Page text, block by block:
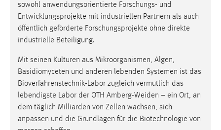
sowohl anwendungsorientierte Forschungs- und
Entwicklungsprojekte mit industriellen Partnern als auch
öffentlich geförderte Forschungsprojekte ohne direkte
industrielle Beteiligung.
Mit seinen Kulturen aus Mikroorganismen, Algen,
Basidiomyceten und anderen lebenden Systemen ist das
Bioverfahrenstechnik-Labor zugleich vermutlich das
lebendigste Labor der OTH Amberg-Weiden – ein Ort, an
dem täglich Milliarden von Zellen wachsen, sich
anpassen und die Grundlagen für die Biotechnologie von